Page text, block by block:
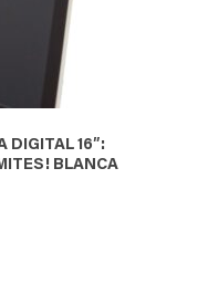
DIGITAL 16″:
BLANCA